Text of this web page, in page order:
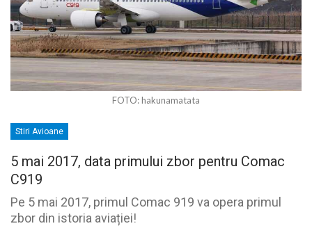
FOTO: hakunamatata
Stiri Avioane
5 mai 2017, data primului zbor pentru Comac
C919
Pe 5 mai 2017, primul Comac 919 va opera primul
zbor din istoria aviației!